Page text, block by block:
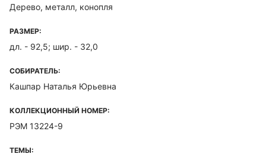
Дерево, металл, конопля
РАЗМЕР:
дл. - 92,5; шир. - 32,0
СОБИРАТЕЛЬ:
Кашпар Наталья Юрьевна
КОЛЛЕКЦИОННЫЙ НОМЕР:
РЭМ 13224-9
ТЕМЫ: